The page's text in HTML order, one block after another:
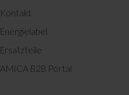
Kontakt
Energielabel
Ersatzteile
AMICA B2B Portal